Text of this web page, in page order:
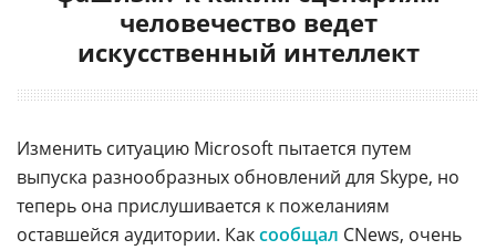
человечество ведет
искусственный интеллект
Изменить ситуацию Microsoft пытается путем
выпуска разнообразных обновлений для Skype, но
теперь она прислушивается к пожеланиям
оставшейся аудитории. Каксообщал CNews, очень